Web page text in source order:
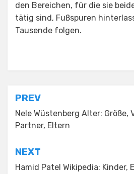
den Bereichen, für die sie
tätig sind, Fußspuren
Tausende folgen.
Post
navigation
PREV
Nele Wüstenberg Alter: Größe,
Partner, Eltern
NEXT
Hamid Patel Wikipedia: Kinder,